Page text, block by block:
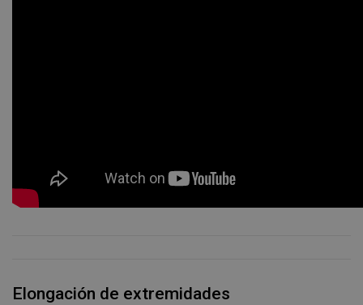
Elongación de extremidades